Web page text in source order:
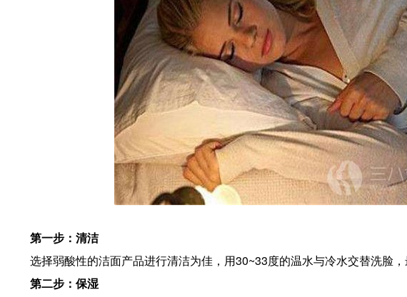
第一步：清洁
选择弱酸性的洁面产品进行清洁为佳，用30~33度的温水与冷水交替洗脸，
第二步：保湿